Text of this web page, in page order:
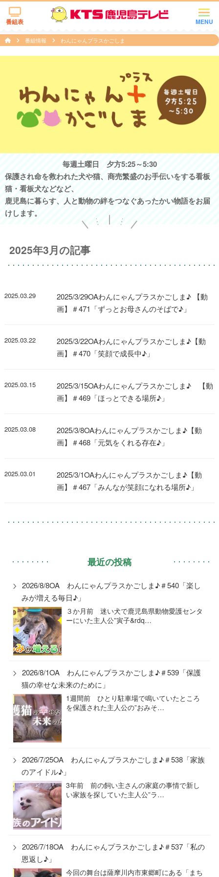
MENU
番組表
番組情報 わんにゃんプラスかごしま
毎週土曜日 夕方5:25～5:30
保護され命を救われた犬や猫、商売繁盛のお手伝いをする看板
猫・看板犬などなど、
鹿児島に暮らす、人と動物の絆をつなぐあったかい物語をお届
けします。
2025年3月の記事
2025.03.29
2025/3/29OAわんにゃんプラスかごしま♪ 【動
画】＃471「ずっとお母さんのそばで♪」
2025.03.22
2025/3/22OAわんにゃんプラスかごしま♪【動
画】＃470「笑顔で成長中♪」
2025.03.15
2025/3/15OAわんにゃんプラスかごしま♪ 【動
画】＃469「ほっとできる場所♪」
2025.03.08
2025/3/8OAわんにゃんプラスかごしま♪【動
画】＃468「元気をくれる存在♪」
2025.03.01
2025/3/1OAわんにゃんプラスかごしま♪【動
画】＃467「みんなが笑顔になれる場所♪」
最近の投稿
2026/8/8OA わんにゃんプラスかごしま♪＃540「楽し
みが増える毎日♪」
３か月前 迷い犬で鹿児島県動物愛護センタ
ーにいた主人公”寅子&rdq…
2026/8/1OA わんにゃんプラスかごしま♪＃539「保護
猫の幸せな未来のために」
1週間前 ひとり駐車場で鳴いていたところ
を保護された主人公の”おみそ…
2026/7/25OA わんにゃんプラスかごしま♪＃538「家族
のアイドル♪」
3年前 前の飼い主さんの家庭の事情で新し
い家族を探していた主人公”ラ…
2026/7/18OA わんにゃんプラスかごしま♪＃537「私の
恩返し♪」
今回の舞台は薩摩川内市東郷町にある「まち